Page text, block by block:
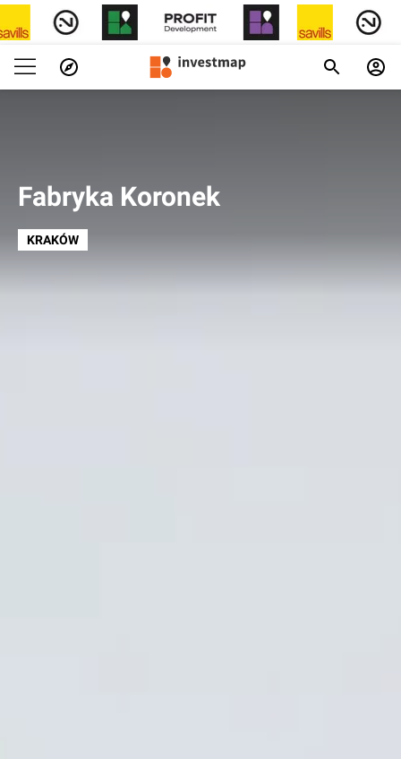
Fabryka Koronek
KRAKÓW